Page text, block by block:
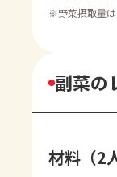
※野菜摂取量
副菜の
材料（2